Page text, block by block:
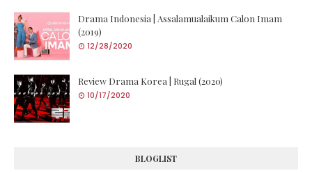
Drama Indonesia | Assalamualaikum Calon Imam
(2019)
12/28/2020
Review Drama Korea | Rugal (2020)
10/17/2020
BLOGLIST